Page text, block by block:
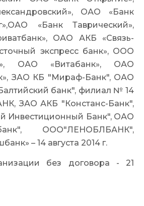
, ОАО «Банк
,ОАО «Банк Таврический»,
к», ОАО АКБ «Связь-
экспресс банк», ООО
ОАО «Витабанк», ОАО
, ЗАО КБ "Мираф-Банк", ОАО
банк", филиал № 14
ЗАО АКБ "Констанс-Банк",
Инвестиционный Банк", ОАО
к", ООО"ЛЕНОБЛБАНК",
– 14 августа 2014 г.
без договора - 21